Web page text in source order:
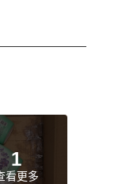
1
看更多